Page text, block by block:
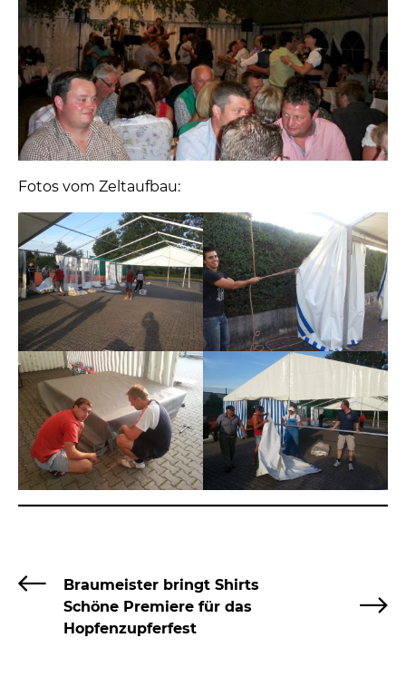
Fotos vom Zeltaufbau:
Braumeister bringt Shirts
Schöne Premiere für das
Hopfenzupferfest